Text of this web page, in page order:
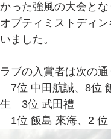
った強風の大会とな
プティミストディ
ました。
ブの入賞者は次の通
7位 中田航誠、8位
　3位 武田禮
1位 飯島 來海、2